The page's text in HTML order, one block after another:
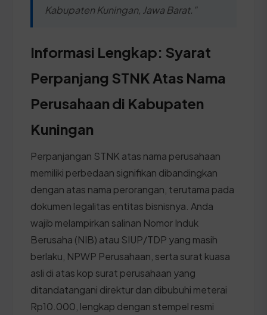
Kabupaten Kuningan, Jawa Barat."
Informasi Lengkap: Syarat
Perpanjang STNK Atas Nama
Perusahaan di Kabupaten
Kuningan
Perpanjangan STNK atas nama perusahaan
memiliki perbedaan signifikan dibandingkan
dengan atas nama perorangan, terutama pada
dokumen legalitas entitas bisnisnya. Anda
wajib melampirkan salinan Nomor Induk
Berusaha (NIB) atau SIUP/TDP yang masih
berlaku, NPWP Perusahaan, serta surat kuasa
asli di atas kop surat perusahaan yang
ditandatangani direktur dan dibubuhi meterai
Rp10.000, lengkap dengan stempel resmi